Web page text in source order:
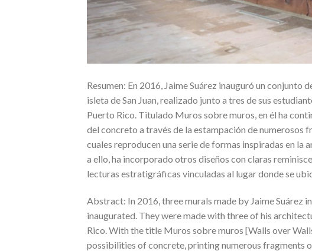
Resumen: En 2016, Jaime Suárez inauguró un conjunto
isleta de San Juan, realizado junto a tres de sus
Puerto Rico. Titulado Muros sobre muros, en él ha
del concreto a través de la estampación de numerosos
cuales reproducen una serie de formas inspiradas en
a ello, ha incorporado otros diseños con claras
lecturas estratigráficas vinculadas al lugar donde se
Abstract: In 2016, three murals made by Jaime Suárez
inaugurated. They were made with three of his
Rico. With the title Muros sobre muros [Walls over
possibilities of concrete, printing numerous fragments